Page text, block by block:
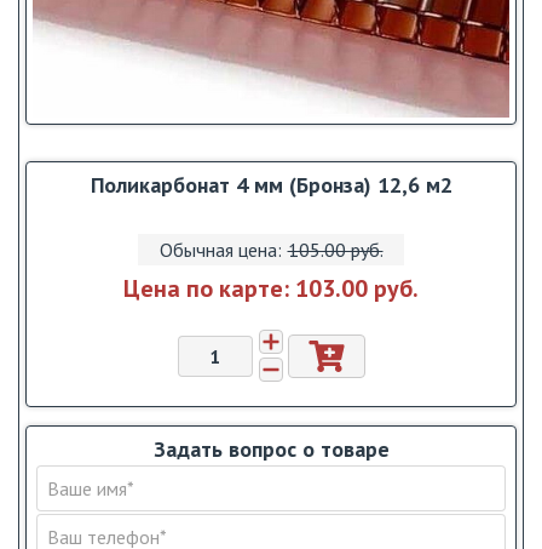
Поликарбонат 4 мм (Бронза) 12,6 м2
Обычная цена: 105.00 pуб.
Цена по карте: 103.00 pуб.
Задать вопрос о товаре